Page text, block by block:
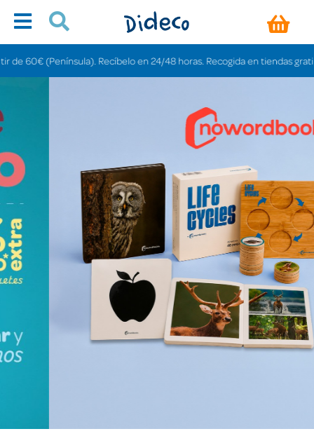
Recíbelo en 24/48 horas. Recogida en tiendas gratis en 3-6 días.